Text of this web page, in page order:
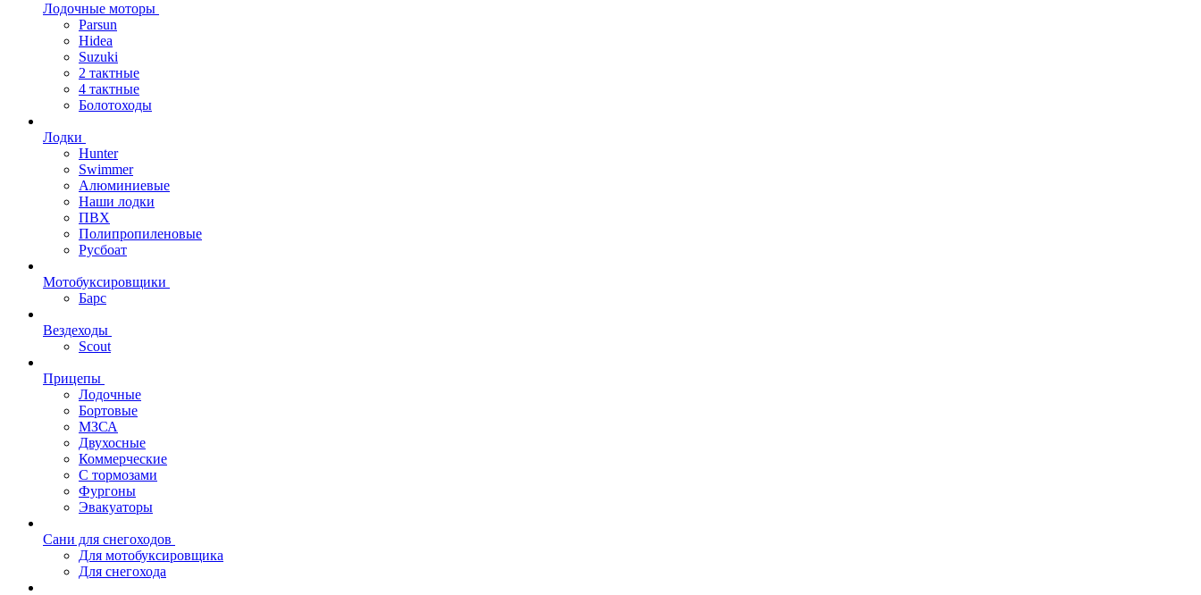
Лодочные моторы
Parsun
Hidea
Suzuki
2 тактные
4 тактные
Болотоходы
Лодки
Hunter
Swimmer
Алюминиевые
Наши лодки
ПВХ
Полипропиленовые
Русбоат
Мотобуксировщики
Барс
Вездеходы
Scout
Прицепы
Лодочные
Бортовые
МЗСА
Двухосные
Коммерческие
С тормозами
Фургоны
Эвакуаторы
Сани для снегоходов
Для мотобуксировщика
Для снегохода